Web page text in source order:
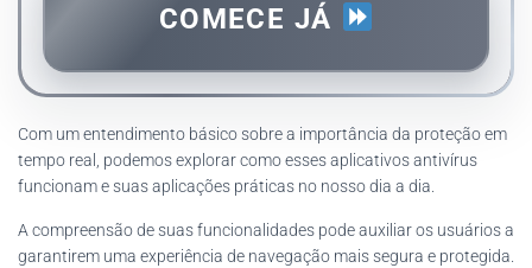
COMECE JÁ
Com um entendimento básico sobre a importância da proteção em
tempo real, podemos explorar como esses aplicativos antivírus
funcionam e suas aplicações práticas no nosso dia a dia.
A compreensão de suas funcionalidades pode auxiliar os usuários a
garantirem uma experiência de navegação mais segura e protegida.